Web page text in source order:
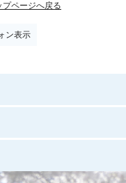
プページへ戻る
ン表示